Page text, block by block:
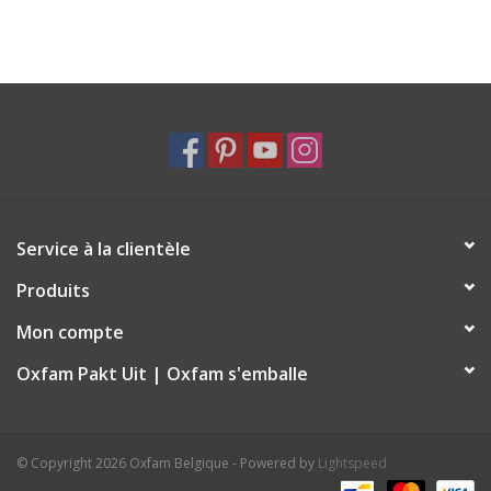
sujet.
Service à la clientèle
Produits
Mon compte
Oxfam Pakt Uit | Oxfam s'emballe
© Copyright 2026 Oxfam Belgique - Powered by Lightspeed